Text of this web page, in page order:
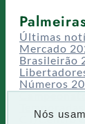
Nós
Últimas
Mercado
Brasileirão
Números
CT/Centro